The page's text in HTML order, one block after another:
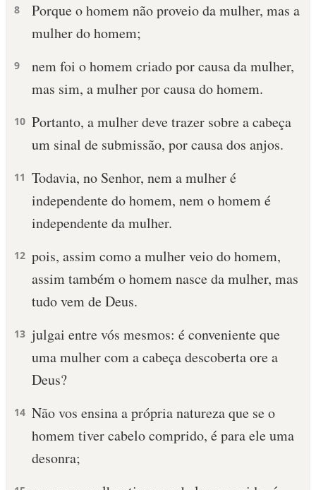
8
Porque o homem não proveio da mulher, mas a
mulher do homem;
9
nem foi o homem criado por causa da mulher,
mas sim, a mulher por causa do homem.
10 Portanto, a mulher deve trazer sobre a cabeça
um sinal de submissão, por causa dos anjos.
11 Todavia, no Senhor, nem a mulher é
independente do homem, nem o homem é
independente da mulher.
12 pois, assim como a mulher veio do homem,
assim também o homem nasce da mulher, mas
tudo vem de Deus.
13 julgai entre vós mesmos: é conveniente que
uma mulher com a cabeça descoberta ore a
Deus?
14 Não vos ensina a própria natureza que se o
homem tiver cabelo comprido, é para ele uma
desonra;